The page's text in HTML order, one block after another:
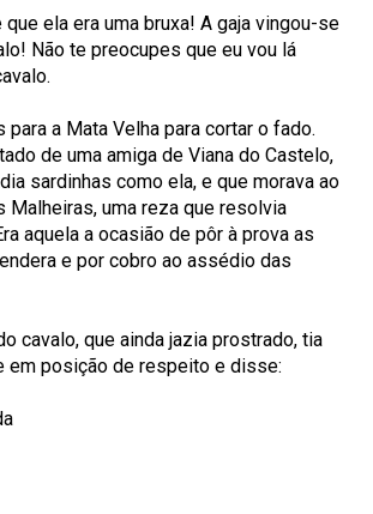
ela era uma bruxa! A gaja vingou-se
Não te preocupes que eu vou lá
para a Mata Velha para cortar o fado.
de uma amiga de Viana do Castelo,
sardinhas como ela, e que morava ao
Malheiras, uma reza que resolvia
aquela a ocasião de pôr à prova as
e por cobro ao assédio das
cavalo, que ainda jazia prostrado, tia
em posição de respeito e disse: